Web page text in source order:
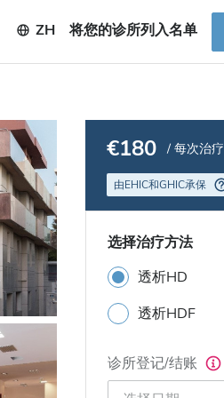
ZH 将您的诊所列入名单
€180 / 每次治疗
由EHIC和GHIC承保
选择治疗方法
透析HD
透析HDF
诊所登记/结账